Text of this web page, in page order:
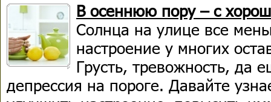
В осеннюю пору – с
Солнца на улице все
настроение у многих
Грусть, тревожность, да
депрессия на пороге. Давайте